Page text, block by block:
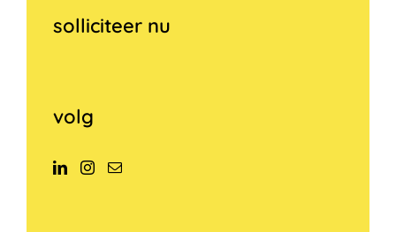
solliciteer nu
volg